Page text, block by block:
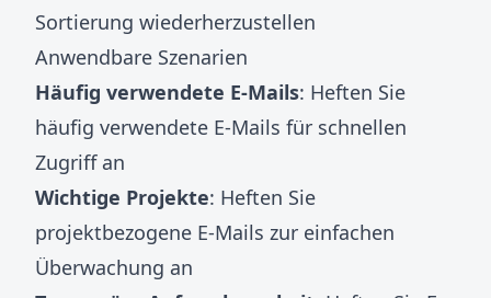
Sortierung wiederherzustellen
Anwendbare Szenarien
Häufig verwendete E-Mails: Heften Sie
häufig verwendete E-Mails für schnellen
Zugriff an
Wichtige Projekte: Heften Sie
projektbezogene E-Mails zur einfachen
Überwachung an